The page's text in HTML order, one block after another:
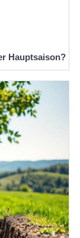
Hauptsaison?